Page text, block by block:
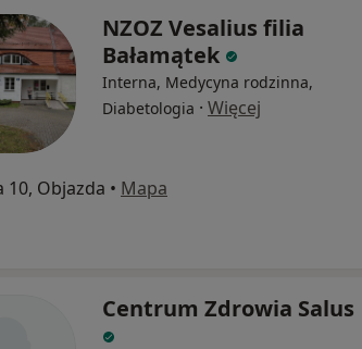
NZOZ Vesalius filia
Bałamątek
Interna, Medycyna rodzinna,
Diabetologia · Więcej
10, Objazda • Mapa
Centrum Zdrowia Salus